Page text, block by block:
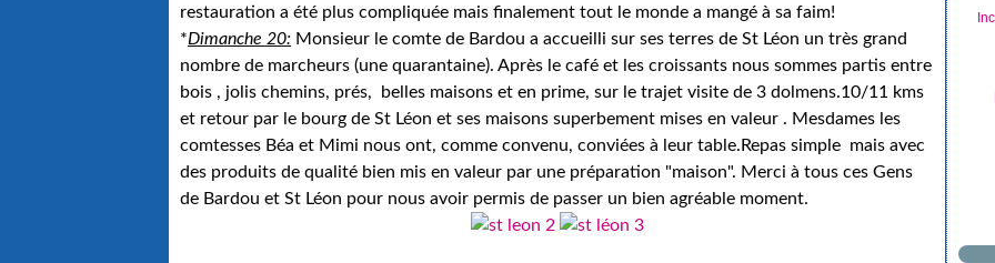
restauration a été plus compliquée mais finalement tout le monde a mangé à sa faim!
*Dimanche 20: Monsieur le comte de Bardou a accueilli sur ses terres de St Léon un très grand
nombre de marcheurs (une quarantaine). Après le café et les croissants nous sommes partis entre
bois , jolis chemins, prés, belles maisons et en prime, sur le trajet visite de 3 dolmens.10/11 kms
et retour par le bourg de St Léon et ses maisons superbement mises en valeur . Mesdames les
comtesses Béa et Mimi nous ont, comme convenu, conviées à leur table.Repas simple mais avec
des produits de qualité bien mis en valeur par une préparation "maison". Merci à tous ces Gens
de Bardou et St Léon pour nous avoir permis de passer un bien agréable moment.